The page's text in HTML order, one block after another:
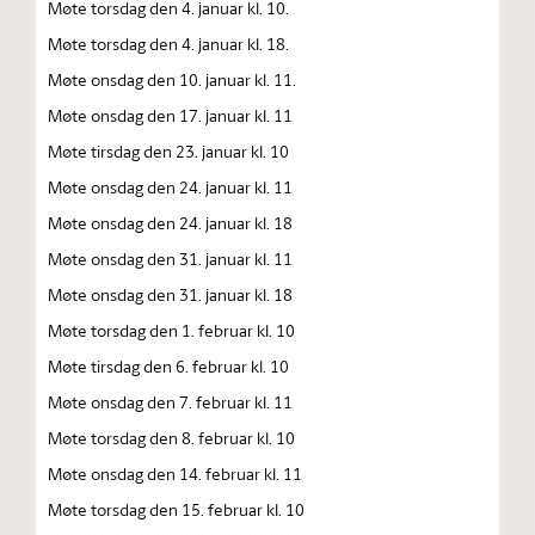
Møte torsdag den 4. januar kl. 10.
Møte torsdag den 4. januar kl. 18.
Møte onsdag den 10. januar kl. 11.
Møte onsdag den 17. januar kl. 11
Møte tirsdag den 23. januar kl. 10
Møte onsdag den 24. januar kl. 11
Møte onsdag den 24. januar kl. 18
Møte onsdag den 31. januar kl. 11
Møte onsdag den 31. januar kl. 18
Møte torsdag den 1. februar kl. 10
Møte tirsdag den 6. februar kl. 10
Møte onsdag den 7. februar kl. 11
Møte torsdag den 8. februar kl. 10
Møte onsdag den 14. februar kl. 11
Møte torsdag den 15. februar kl. 10